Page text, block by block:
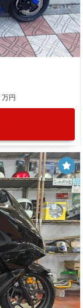
万円